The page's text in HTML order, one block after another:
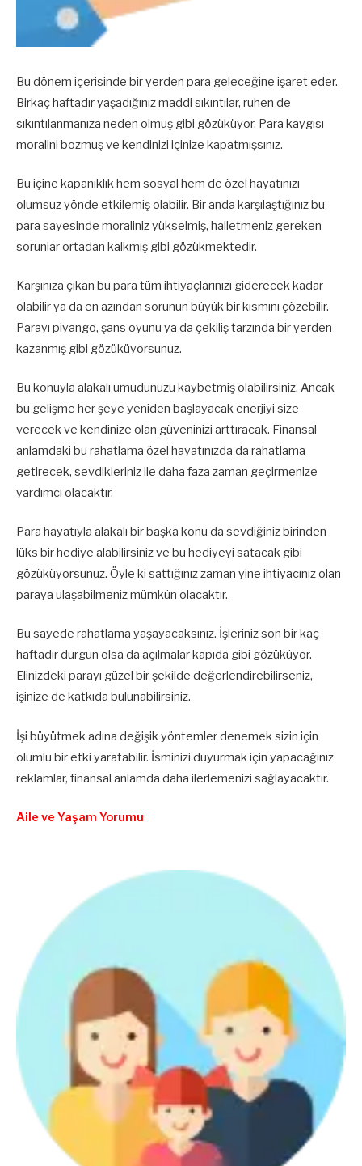
Bu dönem içerisinde bir yerden para geleceğine işaret eder.
Birkaç haftadır yaşadığınız maddi sıkıntılar, ruhen de
sıkıntılanmanıza neden olmuş gibi gözüküyor. Para kaygısı
moralini bozmuş ve kendinizi içinize kapatmışsınız.
Bu içine kapanıklık hem sosyal hem de özel hayatınızı
olumsuz yönde etkilemiş olabilir. Bir anda karşılaştığınız bu
para sayesinde moraliniz yükselmiş, halletmeniz gereken
sorunlar ortadan kalkmış gibi gözükmektedir.
Karşınıza çıkan bu para tüm ihtiyaçlarınızı giderecek kadar
olabilir ya da en azından sorunun büyük bir kısmını çözebilir.
Parayı piyango, şans oyunu ya da çekiliş tarzında bir yerden
kazanmış gibi gözüküyorsunuz.
Bu konuyla alakalı umudunuzu kaybetmiş olabilirsiniz. Ancak
bu gelişme her şeye yeniden başlayacak enerjiyi size
verecek ve kendinize olan güveninizi arttıracak. Finansal
anlamdaki bu rahatlama özel hayatınızda da rahatlama
getirecek, sevdikleriniz ile daha faza zaman geçirmenize
yardımcı olacaktır.
Para hayatıyla alakalı bir başka konu da sevdiğiniz birinden
lüks bir hediye alabilirsiniz ve bu hediyeyi satacak gibi
gözüküyorsunuz. Öyle ki sattığınız zaman yine ihtiyacınız olan
paraya ulaşabilmeniz mümkün olacaktır.
Bu sayede rahatlama yaşayacaksınız. İşleriniz son bir kaç
haftadır durgun olsa da açılmalar kapıda gibi gözüküyor.
Elinizdeki parayı güzel bir şekilde değerlendirebilirseniz,
işinize de katkıda bulunabilirsiniz.
İşi büyütmek adına değişik yöntemler denemek sizin için
olumlu bir etki yaratabilir. İsminizi duyurmak için yapacağınız
reklamlar, finansal anlamda daha ilerlemenizi sağlayacaktır.
Aile ve Yaşam Yorumu